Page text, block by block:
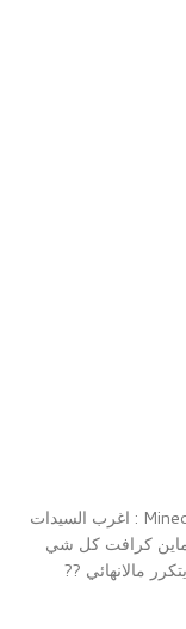
Minecraft : اغرب السيدات
كرافت كل شي
مالانهائي ??